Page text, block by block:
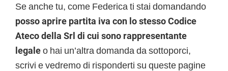
Se anche tu, come Federica ti stai domandando
posso aprire partita iva con lo stesso Codice
Ateco della Srl di cui sono rappresentante
legaleo hai un’altra domanda da sottoporci,
scrivi e vedremo di risponderti su queste pagine